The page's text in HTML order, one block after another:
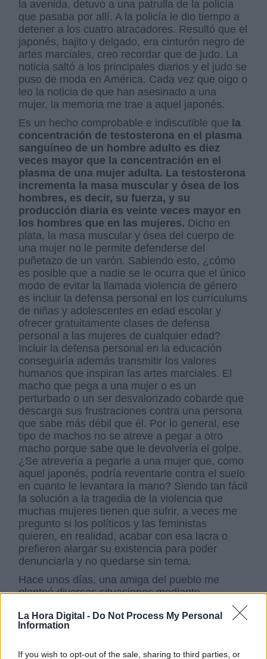
La Hora Digital - Do Not Process My Personal
Information
If you wish to opt-out of the sale, sharing to third parties, or
la avenida, detuvo a una patrulla de la policía
que pasaba por allí. A la policía le dio tiempo a
detener a los cuatro atracadores. Resultó que el
japonés, bajito y delgado, era cinturón negro de
artes marciales, creo recordar que de judo. La
noticia saltó a los principales diarios y el judo se
puso de moda en América. Cada vez que oigo o
leo la noticia de que han asesinado a una
mujer, la memoria me trae a aquel japonés.
Es un hecho comprobable e indiscutible que la
concentración de testosterona en el plasma
sanguíneo de un hombre adulto es diez
veces mayor que la concentración en el
plasma de una mujer adulta. La testosterona
incrementa la masa muscular y ósea de los
hombres, es decir, su fuerza, y su
producción diaria es veinte veces mayor en
los hombres que en las mujeres. Dicho en
plata, la masa muscular y ósea del cuerpo de
una mujer no le permite defenderse del
puñetazo de un varón. Sabiendo esto, ¿cómo
es posible que a nadie se le ocurra que el único
modo de evitar la llamada violencia de género
es incluir la defensa personal en los currículums
de niñas y adolescentes en edad escolar y
ofrecer gratuitamente clases de defensa
personal a las mujeres de cualquier edad?
Incluir la defensa personal en la educación
conseguiría además transmitir los valores
humanos que inspiran las artes marciales. El
macho que pega a una mujer o es un
perturbado o un ser desvalorizado cobarde que
descarga sus frustraciones contra una persona
que sabe más débil que él. Por lo general, ese
tipo de machos no se atreve a pegar a otro
macho porque sabe que le devolvería el golpe.
¿Se atrevería a pegarle a una mujer que, como
aquel japonés, podría reventarle contra el suelo
en cuanto le levantara la mano? Siendo tan fácil
la solución a la tragedia de la violencia que
muchas mujeres tienen que sufrir, a veces me
pregunto si los políticos y las feministas
quieren, en realidad, acabar con esa lacra o
prefieren alargar su existencia para poder
denunciarla y no quedarse sin tema.
Hace unos días, una amiga del pueblo me
planteó diversas situaciones mediante
preguntas. La que más me impactó fue, ¿qué
pasaría si se creara un partido político solo de
mujeres o solo de jóvenes? No era la situación
que ni intenté responderla. Lo que me vino a la